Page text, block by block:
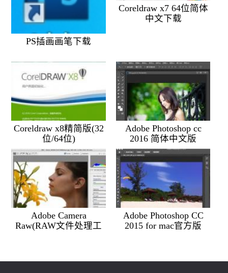
PS插画画笔下载
Coreldraw x7 64位简体
中文下载
Coreldraw x8精简版(32
位/64位)
Adobe Photoshop cc
2016 简体中文版
Adobe Camera
Raw(RAW文件处理工
Adobe Photoshop CC
2015 for mac官方版